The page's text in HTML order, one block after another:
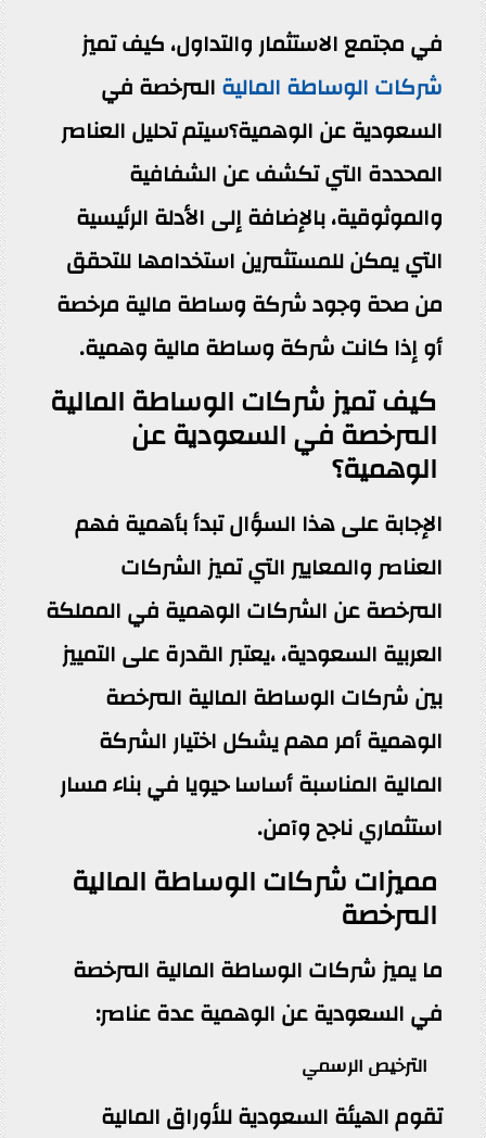
في مجتمع الاستثمار والتداول، كيف تميز
شركات الوساطة الماليةالمرخصة في
السعودية عن الوهمية؟سيتم تحليل العناصر
المحددة التي تكشف عن الشفافية
والموثوقية، بالإضافة إلى الأدلة الرئيسية
التي يمكن للمستثمرين استخدامها للتحقق
من صحة وجود شركة وساطة مالية مرخصة
أو إذا كانت شركة وساطة مالية وهمية.
كيف تميز شركات الوساطة المالية
المرخصة في السعودية عن
الوهمية؟
الإجابة على هذا السؤال تبدأ بأهمية فهم
العناصر والمعايير التي تميز الشركات
المرخصة عن الشركات الوهمية في المملكة
العربية السعودية، ،يعتبر القدرة على التمييز
بين شركات الوساطة المالية المرخصة
الوهمية أمر مهم يشكل اختيار الشركة
المالية المناسبة أساسا حيويا في بناء مسار
استثماري ناجح وآمن.
مميزات شركات الوساطة المالية
المرخصة
ما يميز شركات الوساطة المالية المرخصة
في السعودية عن الوهمية عدة عناصر:
الترخيص الرسمي
تقوم الهيئة السعودية للأوراق المالية